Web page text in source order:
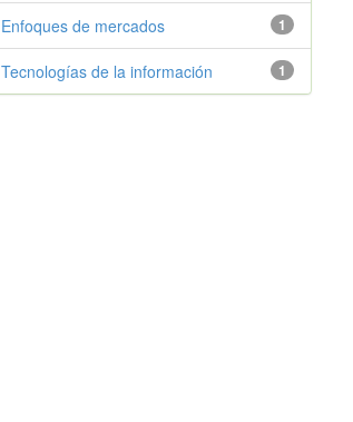
1
Enfoques de mercados
1
Tecnologías de la información